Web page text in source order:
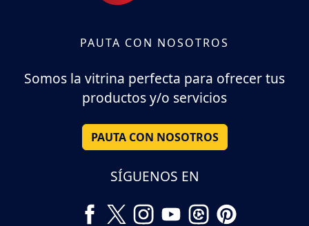
PAUTA CON NOSOTROS
Somos la vitrina perfecta para ofrecer tus
productos y/o servicios
PAUTA CON NOSOTROS
SÍGUENOS EN